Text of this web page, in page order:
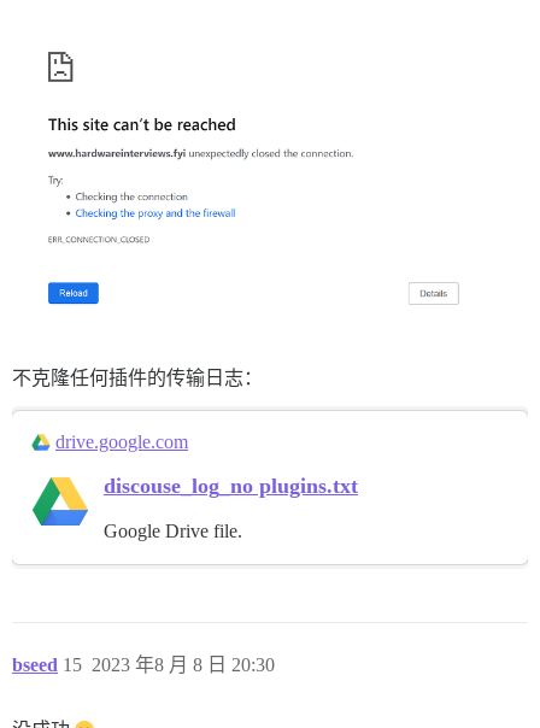
不克隆任何插件的传输日志：
drive.google.com
discouse_log_no plugins.txt
Google Drive file.
bseed 2023 年8 月 8 日 20:30
15